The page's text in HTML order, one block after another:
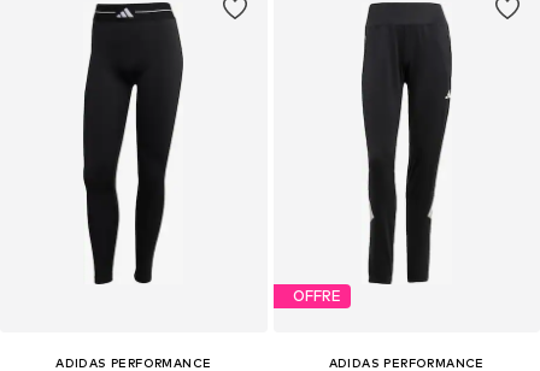
ADIDAS PERFORMANCE
OFFRE
ADIDAS PERFORMANCE